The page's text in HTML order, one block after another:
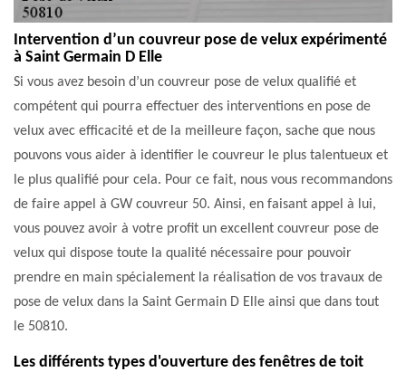
Intervention d’un couvreur pose de velux expérimenté
à Saint Germain D Elle
Si vous avez besoin d’un couvreur pose de velux qualifié et
compétent qui pourra effectuer des interventions en pose de
velux avec efficacité et de la meilleure façon, sache que nous
pouvons vous aider à identifier le couvreur le plus talentueux et
le plus qualifié pour cela. Pour ce fait, nous vous recommandons
de faire appel à GW couvreur 50. Ainsi, en faisant appel à lui,
vous pouvez avoir à votre profit un excellent couvreur pose de
velux qui dispose toute la qualité nécessaire pour pouvoir
prendre en main spécialement la réalisation de vos travaux de
pose de velux dans la Saint Germain D Elle ainsi que dans tout
le 50810.
Les différents types d'ouverture des fenêtres de toit